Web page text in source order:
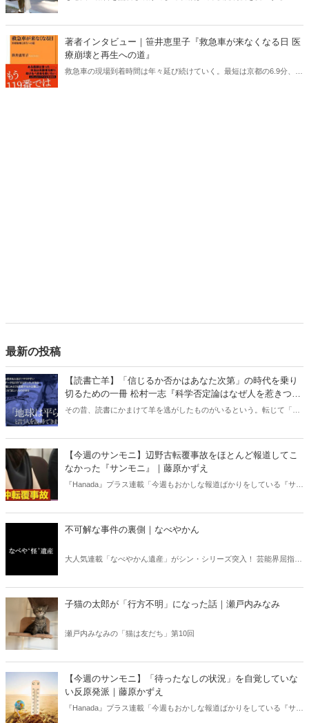
家によるカツアゲ」。その実態を告発する。
著者インタビュー｜笹井恵里子『救急車が来なくなる日 医
療崩壊と再生への道』
救急車の現場到着時間は年々延び続けていく。最短は京都の6.9分、最
最新の投稿
【読書亡羊】「信じるか否かはあなた次第」の時代を乗り
切るための一冊 松村一志『科学否定論はなぜ人を惹きつけ
るのか』（ちくま新書）｜梶原麻衣子
その昔、読書にかまけて羊を逃がしたものがいるという。転じて「読
ある。元月刊『Hanada』編集部員のライター・梶原がお送りする時事
書評！
【今週のサンモニ】辺野古転覆事故をほとんど報道してこ
なかった『サンモニ』｜藤原かずえ
『Hanada』プラス連載「今週もおかしな報道ばかりをしている『サン
不可解な事件の裏側｜なべやかん
大人気連載「なべやかん遺産」がシン・シリーズ突入！ 芸能界屈指の
信じるか信じないかは、あなた次第！ 芸能ニュース
子猫の太郎が「行方不明」になった話｜瀬戸内みなみ
瀬戸内みなみの「猫は友だち」第10回
【今週のサンモニ】「待ったなしの状況」を自覚していな
い反原発派｜藤原かずえ
『Hanada』プラス連載「今週もおかしな報道ばかりをしている『サン